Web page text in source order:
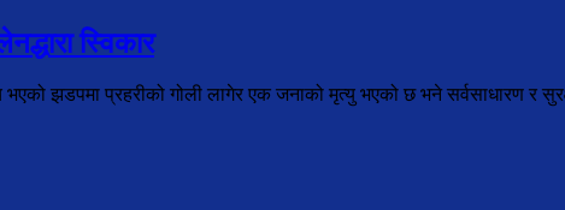
स्विकार
झडपमा प्रहरीको गोली लागेर एक जनाको मृत्यु भएको छ भने सर्वसाधारण र